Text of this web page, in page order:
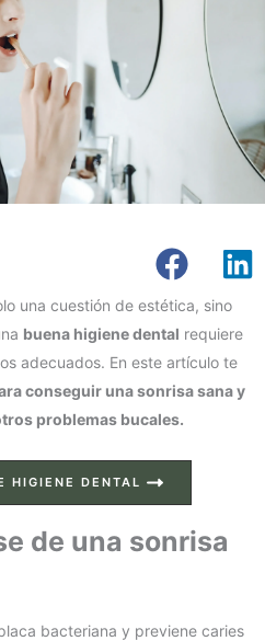
una cuestión de estética, sino
buena higiene dental requiere
adecuados. En este artículo te
conseguir una sonrisa sana y
problemas bucales.
HIGIENE DENTAL
de una sonrisa
bacteriana y previene caries